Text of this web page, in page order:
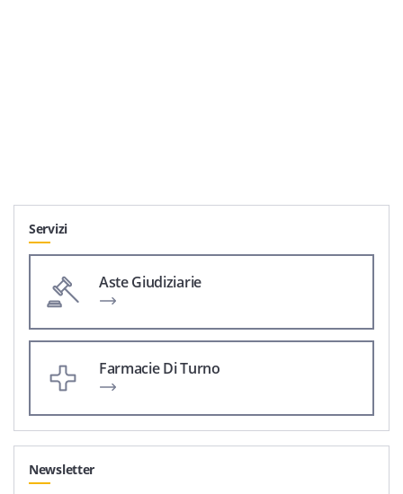
Servizi
Aste Giudiziarie
Farmacie Di Turno
Newsletter